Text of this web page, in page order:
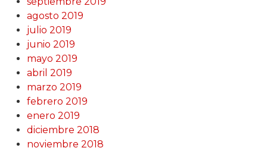
agosto 2019
julio 2019
junio 2019
mayo 2019
abril 2019
marzo 2019
febrero 2019
enero 2019
diciembre 2018
noviembre 2018